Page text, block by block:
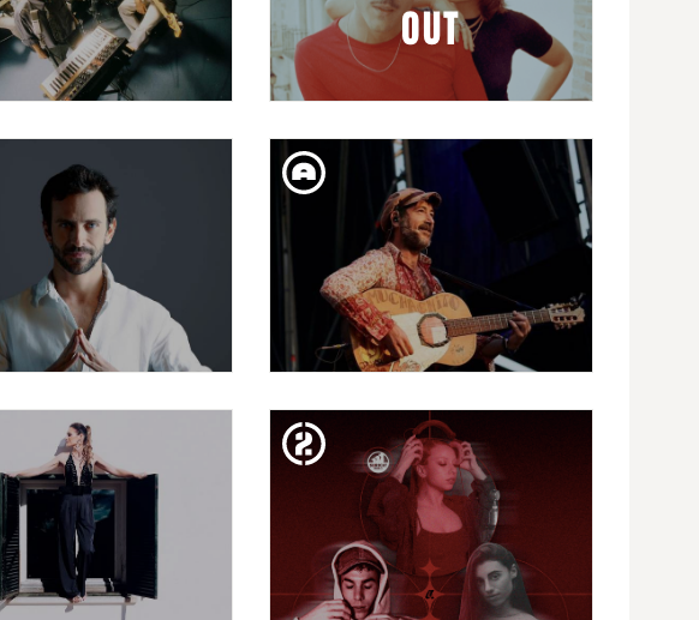
SOCUNBOHEMIO
OUT
CULTO CANÍBAL PRESENTA:
ISEO & DODOSOUND
RAVI RAM
MUCHACHITO BOMBO
INFIERNO